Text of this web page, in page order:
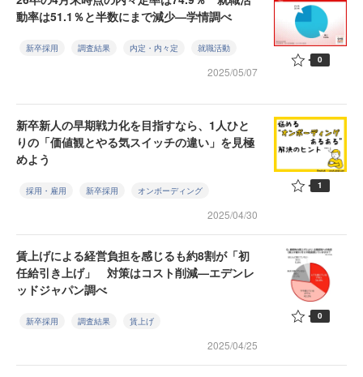
動率は51.1％と半数にまで減少—学情調べ
新卒採用 調査結果 内定・内々定 就職活動
2025/05/07
0
新卒新人の早期戦力化を目指すなら、1人ひと
りの「価値観とやる気スイッチの違い」を見極
めよう
採用・雇用 新卒採用 オンボーディング
2025/04/30
1
賃上げによる経営負担を感じるも約8割が「初
任給引き上げ」 対策はコスト削減—エデンレ
ッドジャパン調べ
新卒採用 調査結果 賃上げ
2025/04/25
0